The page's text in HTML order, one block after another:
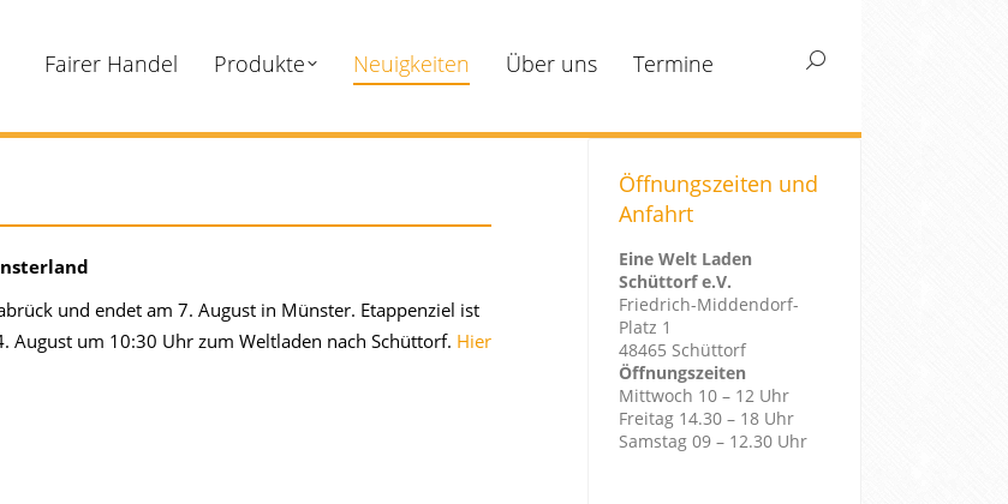
Fairer Handel Produkte Neuigkeiten Über uns Termine Search:
und endet am 7. August in Münster. Etappenziel ist
um 10:30 Uhr zum Weltladen nach Schüttorf. Hier
Öffnungszeiten und
Anfahrt
Eine Welt Laden
Schüttorf e.V.
Friedrich-Middendorf-
Platz 1
48465 Schüttorf
Öffnungszeiten
Mittwoch 10 – 12 Uhr
Freitag 14.30 – 18 Uhr
Samstag 09 – 12.30 Uhr